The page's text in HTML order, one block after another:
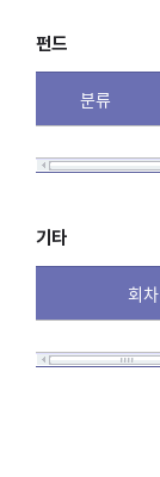
펀드
분류
기타
회차